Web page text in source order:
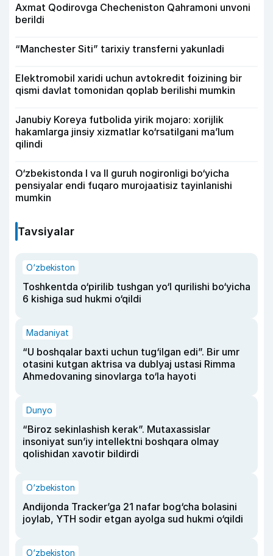
Axmat Qodirovga Checheniston Qahramoni unvoni
berildi
“Manchester Siti” tarixiy transferni yakunladi
Elektromobil xaridi uchun avtokredit foizining bir
qismi davlat tomonidan qoplab berilishi mumkin
Janubiy Koreya futbolida yirik mojaro: xorijlik
hakamlarga jinsiy xizmatlar ko‘rsatilgani ma’lum
qilindi
O‘zbekistonda I va II guruh nogironligi bo‘yicha
pensiyalar endi fuqaro murojaatisiz tayinlanishi
mumkin
Tavsiyalar
O‘zbekiston
Toshkentda o‘pirilib tushgan yo‘l qurilishi bo‘yicha
6 kishiga sud hukmi o‘qildi
Madaniyat
“U boshqalar baxti uchun tug‘ilgan edi”. Bir umr
otasini kutgan aktrisa va dublyaj ustasi Rimma
Ahmedovaning sinovlarga to‘la hayoti
Dunyo
“Biroz sekinlashish kerak”. Mutaxassislar
insoniyat sun’iy intellektni boshqara olmay
qolishidan xavotir bildirdi
O‘zbekiston
Andijonda Tracker’ga 21 nafar bog‘cha bolasini
joylab, YTH sodir etgan ayolga sud hukmi o‘qildi
O‘zbekiston